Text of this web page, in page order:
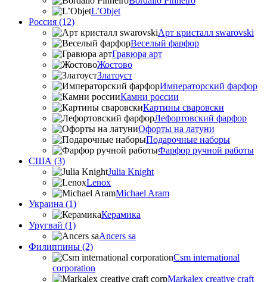
L’Objet
Россия (12)
Арт кристалл swarovski
Веселый фарфор
Гравюра арт
Жостово
Златоуст
Императорский фарфор
Камни россии
Картины сваровски
Лефортовский фарфор
Офорты на латуни
Подарочные наборы
Фарфор ручной работы
США (3)
Julia Knight
Lenox
Michael Aram
Украина (1)
Керамика
Уругвай (1)
Ancers sa
Филиппины (2)
Csm international
corporation
Markalex creative craft